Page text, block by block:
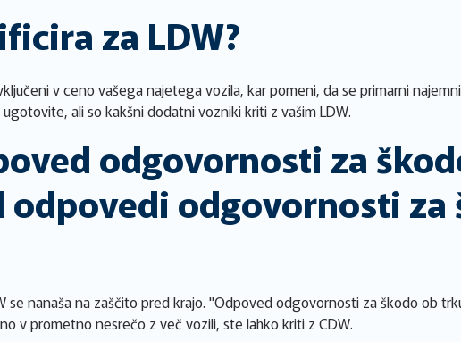
za LDW?
v ceno vašega najetega vozila, kar pomeni, da se primarni
ali so kakšni dodatni vozniki kriti z vašim LDW.
odgovornosti za
odgovornosti za
se nanaša na zaščito pred krajo. "Odpoved odgovornosti za škodo ob
v prometno nesrečo z več vozili, ste lahko kriti z CDW.